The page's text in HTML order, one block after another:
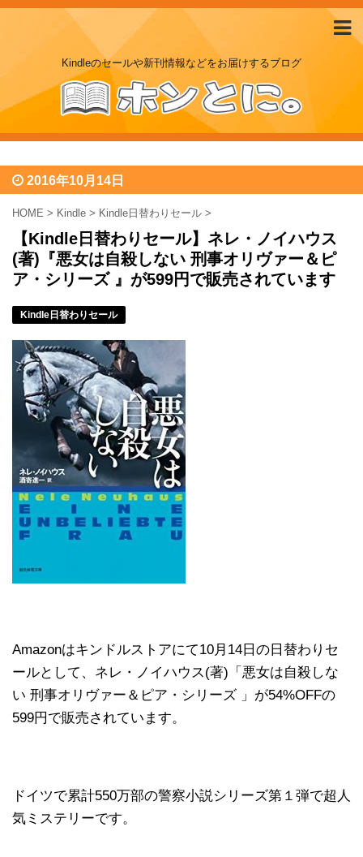
Kindleのセールや新刊情報などをお届けするブログ
2016年10月14日
HOME > Kindle > Kindle日替わりセール >
【Kindle日替わりセール】ネレ・ノイハウス
(著)『悪女は自殺しない 刑事オリヴァー＆ピ
ア・シリーズ 』が599円で販売されています
Kindle日替わりセール
Amazonはキンドルストアにて10月14日の日替わりセ
ールとして、ネレ・ノイハウス(著)「悪女は自殺しな
い 刑事オリヴァー＆ピア・シリーズ 」が54%OFFの
599円で販売されています。
ドイツで累計550万部の警察小説シリーズ第１弾で超人
気ミステリーです。